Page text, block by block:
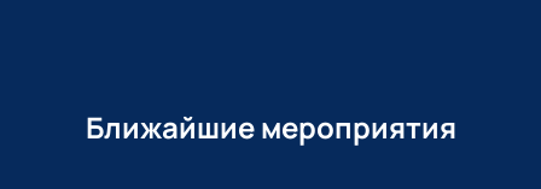
Ближайшие мероприятия